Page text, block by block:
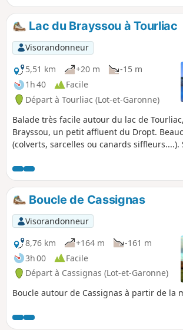
Lac du Brayssou à Tourliac
Visorandonneur
5,51 km
+20 m
-15 m
1h 40
Facile
Départ à Tourliac (Lot-et-Garonne)
Balade très facile autour du lac de
Brayssou, un petit affluent du Dropt.
(colverts, sarcelles ou canards
piétons. Comme il s'agit d'un lac de
plus agréable au printemps, quand le lac
Boucle de Cassignas
Visorandonneur
8,76 km
+164 m
-161 m
3h 00
Facile
Départ à Cassignas (Lot-et-Garonne)
Boucle autour de Cassignas à partir de la